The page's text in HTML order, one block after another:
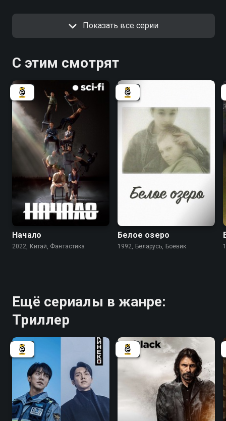
Показать все серии
С этим смотрят
8.1 8.1
Начало
2022, Китай, Фантастика
Белое озеро
1992, Беларусь, Боевик
Ещё сериалы в жанре:
Триллер